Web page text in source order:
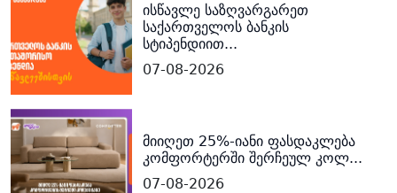
ისწავლე საზღვარგარეთ
საქართველოს ბანკის
სტიპენდიით...
07-08-2026
მიიღეთ 25%-იანი ფასდაკლება
კომფორტერში შერჩეულ კოლ...
07-08-2026